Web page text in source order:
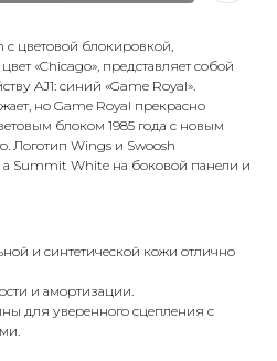
цветовой блокировкой,
«Chicago», представляет собой
AJ1: синий «Game Royal».
но Game Royal прекрасно
блоком 1985 года с новым
Логотип Wings и Swoosh
Summit White на боковой панели и
и синтетической кожи отлично
и амортизации.
для уверенного сцепления с